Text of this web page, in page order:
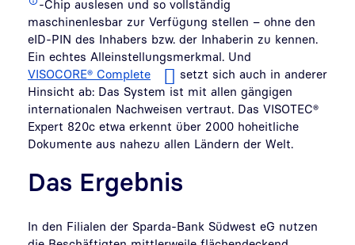
-Chip auslesen und so vollständig
maschinenlesbar zur Verfügung stellen – ohne den
eID-PIN des Inhabers bzw. der Inhaberin zu kennen.
Ein echtes Alleinstellungsmerkmal. Und
VISOCORE® Complete
setzt sich auch in anderer
Hinsicht ab: Das System ist mit allen gängigen
internationalen Nachweisen vertraut. Das VISOTEC®
Expert 820c etwa erkennt über 2000 hoheitliche
Dokumente aus nahezu allen Ländern der Welt.
Das Ergebnis
In den Filialen der Sparda-Bank Südwest eG nutzen